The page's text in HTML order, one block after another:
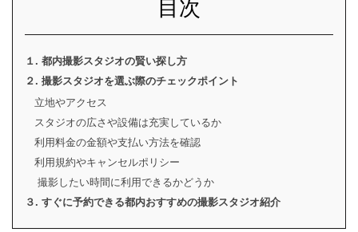
目次
１. 都内撮影スタジオの賢い探し方
２. 撮影スタジオを選ぶ際のチェックポイント
立地やアクセス
スタジオの広さや設備は充実しているか
利用料金の金額や支払い方法を確認
利用規約やキャンセルポリシー
撮影したい時間に利用できるかどうか
３. すぐに予約できる都内おすすめの撮影スタジオ紹介